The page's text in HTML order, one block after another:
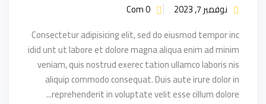
نوفمبر 7, 2023
Com 0
Consectetur adipisicing elit, sed do eiusmod tempor inc
idid unt ut labore et dolore magna aliqua enim ad minim
veniam, quis nostrud exerec tation ullamco laboris nis
aliquip commodo consequat. Duis aute irure dolor in
reprehenderit in voluptate velit esse cillum dolore...